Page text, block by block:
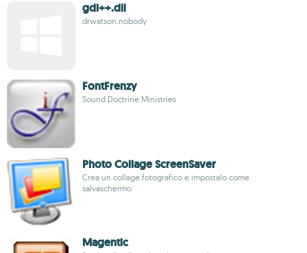
gdi++.dll
drwatson.nobody
FontFrenzy
Sound Doctrine Ministries
Photo Collage ScreenSaver
Crea un collage fotografico e impostalo come
salvaschermo
Magentic